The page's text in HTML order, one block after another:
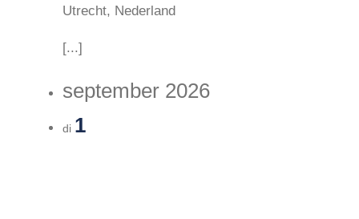
Utrecht, Nederland
[...]
september 2026
di 1